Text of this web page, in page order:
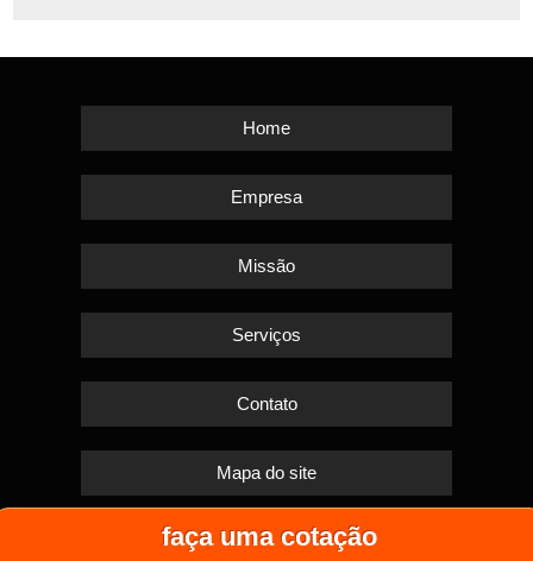
faça uma cotação
Home
Empresa
Missão
Serviços
Contato
Mapa do site